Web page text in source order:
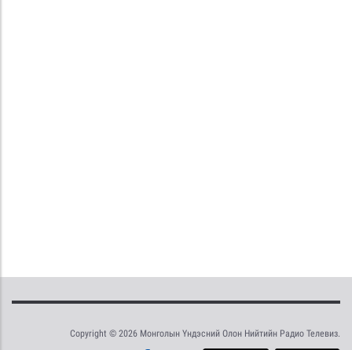
Copyright © 2026 Монголын Үндэсний Олон Нийтийн Радио Телевиз.